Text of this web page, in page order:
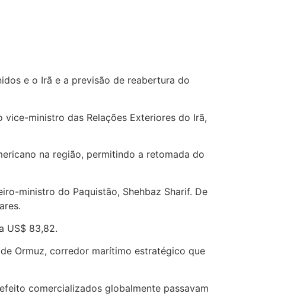
e o Irã e a previsão de reabertura do
ministro das Relações Exteriores do Irã,
na região, permitindo a retomada do
ministro do Paquistão, Shehbaz Sharif. De
US$ 83,82.
Ormuz, corredor marítimo estratégico que
comercializados globalmente passavam